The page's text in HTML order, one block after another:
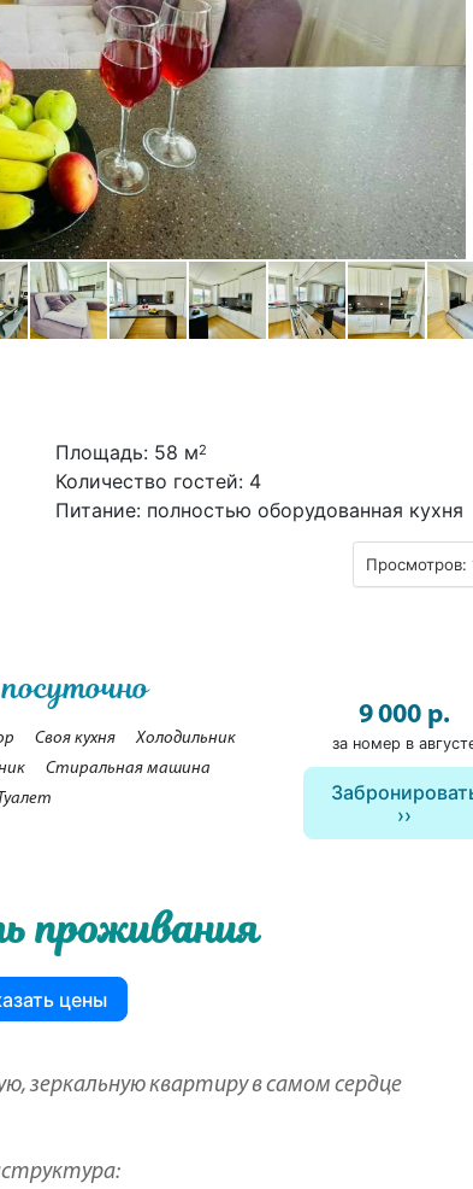
Площадь: 58 м2
Количество гостей: 4
Питание: полностью оборудованная кухня
Просмотров:
Своя кухня
Холодильник
Стиральная машина
Туалет
9 000 р.
за номер в
проживания
цены
зеркальную квартиру в самом сердце